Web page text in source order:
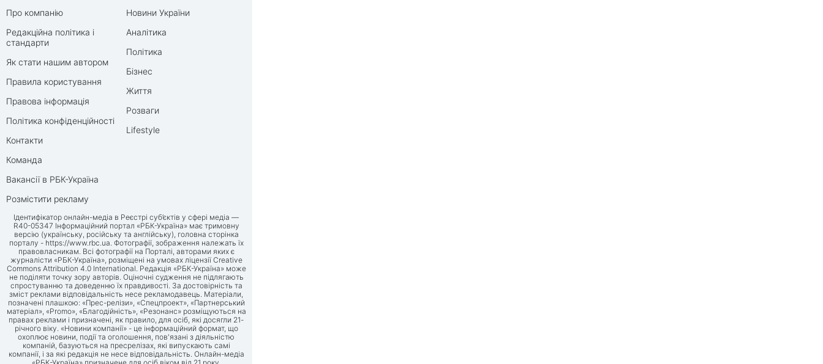
Про компанію
Редакційна політика і
стандарти
Як стати нашим автором
Правила користування
Правова інформація
Політика конфіденційності
Контакти
Команда
Вакансії в РБК-Україна
Розмістити рекламу
Новини України
Аналітика
Політика
Бізнес
Життя
Розваги
Lifestyle
Ідентифікатор онлайн-медіа в Реєстрі суб’єктів у сфері медіа —
R40-05347 Інформаційний портал «РБК-Україна» має тримовну
версію (українську, російську та англійську), головна сторінка
порталу - https://www.rbc.ua. Фотографії, зображення належать їх
правовласникам. Всі фотографії на Порталі, авторами яких є
журналісти «РБК-Україна», розміщені на умовах ліцензії Creative
Commons Attribution 4.0 International. Редакція «РБК-Україна» може
не поділяти точку зору авторів. Оціночні судження не підлягають
спростуванню та доведенню їх правдивості. За достовірність та
зміст реклами відповідальність несе рекламодавець. Матеріали,
позначені плашкою: «Прес-релізи», «Спецпроект», «Партнерський
матеріал», «Promo», «Благодійність», «Резонанс» розміщуються на
правах реклами і призначені, як правило, для осіб, які досягли 21-
річного віку. «Новини компанії» - це інформаційний формат, що
охоплює новини, події та оголошення, пов'язані з діяльністю
компаній, базуються на пресрелізах, які випускають самі
компанії, і за які редакція не несе відповідальність. Онлайн-медіа